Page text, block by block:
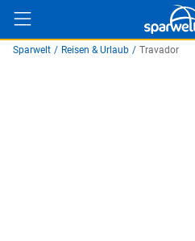
Sparwelt / Reisen & Urlaub / Travador